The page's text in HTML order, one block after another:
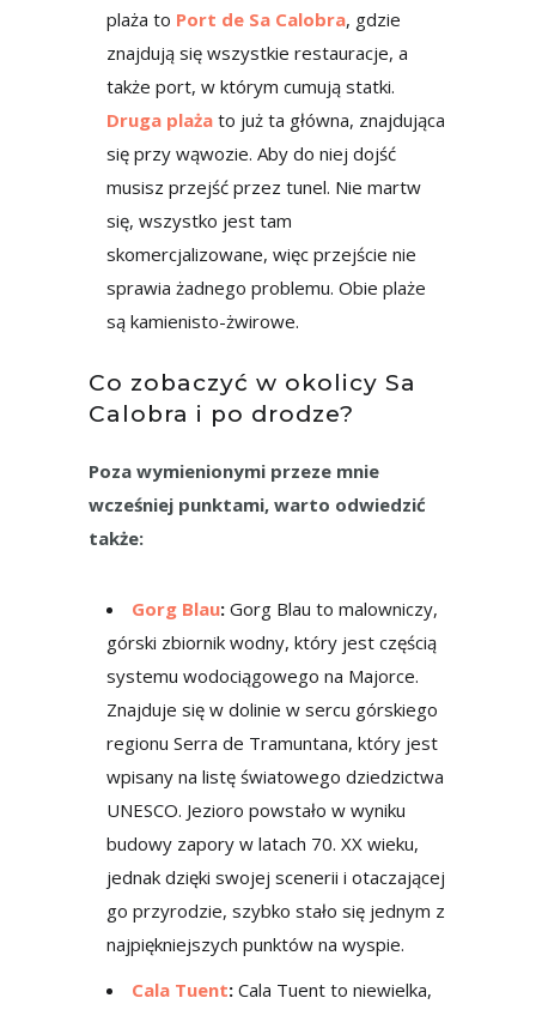
plaża to Port de Sa Calobra, gdzie
znajdują się wszystkie restauracje, a
także port, w którym cumują statki.
Druga plaża to już ta główna, znajdująca
się przy wąwozie. Aby do niej dojść
musisz przejść przez tunel. Nie martw
się, wszystko jest tam
skomercjalizowane, więc przejście nie
sprawia żadnego problemu. Obie plaże
są kamienisto-żwirowe.
Co zobaczyć w okolicy Sa
Calobra i po drodze?
Poza wymienionymi przeze mnie
wcześniej punktami, warto odwiedzić
także:
Gorg Blau: Gorg Blau to malowniczy,
górski zbiornik wodny, który jest częścią
systemu wodociągowego na Majorce.
Znajduje się w dolinie w sercu górskiego
regionu Serra de Tramuntana, który jest
wpisany na listę światowego dziedzictwa
UNESCO. Jezioro powstało w wyniku
budowy zapory w latach 70. XX wieku,
jednak dzięki swojej scenerii i otaczającej
go przyrodzie, szybko stało się jednym z
najpiękniejszych punktów na wyspie.
Cala Tuent: Cala Tuent to niewielka,